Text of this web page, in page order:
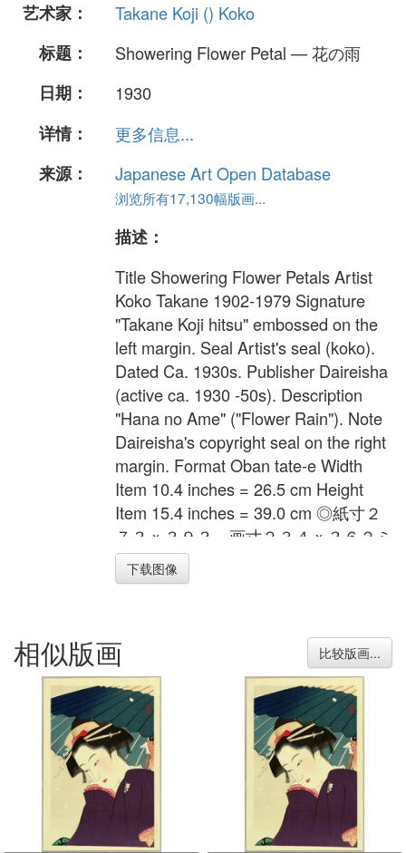
艺术家：
Takane Koji () Koko
标题：
Showering Flower Petal — 花の雨
日期：
1930
详情：
更多信息...
来源：
Japanese Art Open Database
浏览所有17,130幅版画...
描述：
Title Showering Flower Petals Artist
Koko Takane 1902-1979 Signature
"Takane Koji hitsu" embossed on the
left margin. Seal Artist's seal (koko).
Dated Ca. 1930s. Publisher Daireisha
(active ca. 1930 -50s). Description
"Hana no Ame" ("Flower Rain"). Note
Daireisha's copyright seal on the right
margin. Format Oban tate-e Width
Item 10.4 inches = 26.5 cm Height
Item 15.4 inches = 39.0 cm ◎紙寸２
７３ｘ３９３、画寸２３４ｘ３６２ミ
リ。
下载图像
相似版画 比较版画...